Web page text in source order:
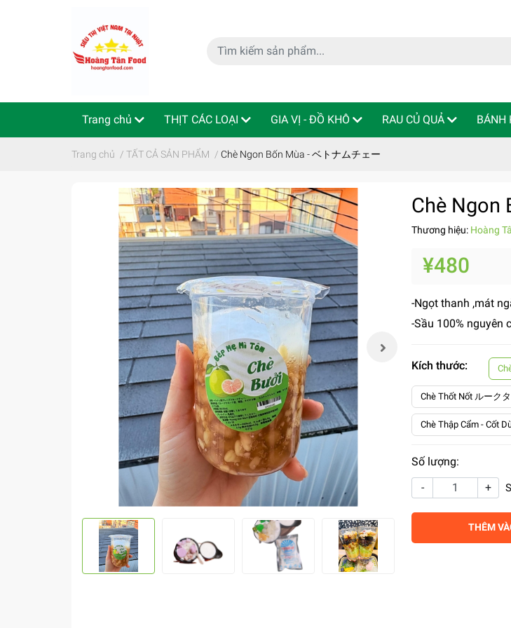
Trang chủ THỊT CÁC LOẠI GIA VỊ - ĐỒ KHÔ RAU CỦ QUẢ BÁNH
特定商取引法 Indo - ThaiLan
Trang chủ / TẤT CẢ SẢN PHẨM / Chè Ngon Bốn Mùa - ベトナムチェー
Chè Ngon
Thương hiệu: Hoàng
¥480
-Ngọt thanh ,mát
-Sầu 100% nguyên
Kích thước:
Chè Thốt Nốt ルーク
Chè Thập Cẩm - Cốt
Số lượng:
-
+
THÊM